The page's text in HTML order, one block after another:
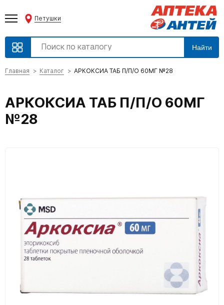
Петушки
Найти
Главная Каталог АРКОКСИА ТАБ П/П/О 60МГ №28
АРКОКСИА ТАБ П/П/О 60МГ
№28